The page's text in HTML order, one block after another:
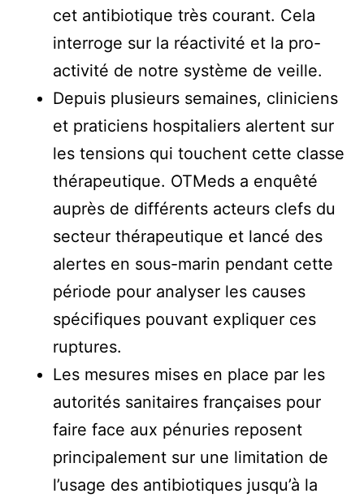
cet antibiotique très courant. Cela
interroge sur la réactivité et la pro-
activité de notre système de veille.
Depuis plusieurs semaines, cliniciens
et praticiens hospitaliers alertent sur
les tensions qui touchent cette classe
thérapeutique. OTMeds a enquêté
auprès de différents acteurs clefs du
secteur thérapeutique et lancé des
alertes en sous-marin pendant cette
période pour analyser les causes
spécifiques pouvant expliquer ces
ruptures.
Les mesures mises en place par les
autorités sanitaires françaises pour
faire face aux pénuries reposent
principalement sur une limitation de
l’usage des antibiotiques jusqu’à la